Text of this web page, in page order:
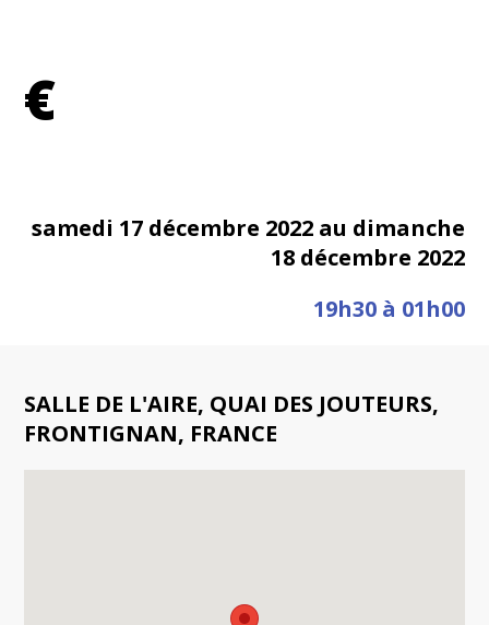
€
samedi 17 décembre 2022 au dimanche
18 décembre 2022
19h30 à 01h00
SALLE DE L'AIRE, QUAI DES JOUTEURS,
FRONTIGNAN, FRANCE